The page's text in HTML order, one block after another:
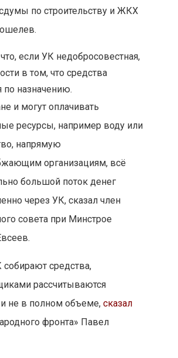
по строительству и ЖКХ
если УК недобросовестная,
в том, что средства
по назначению.
и могут оплачивать
ресурсы, например воду или
напрямую
организациям, всё
большой поток денег
через УК, сказал член
совета при Минстрое
собирают средства,
рассчитываются
не в полном объеме, сказал
фронта» Павел